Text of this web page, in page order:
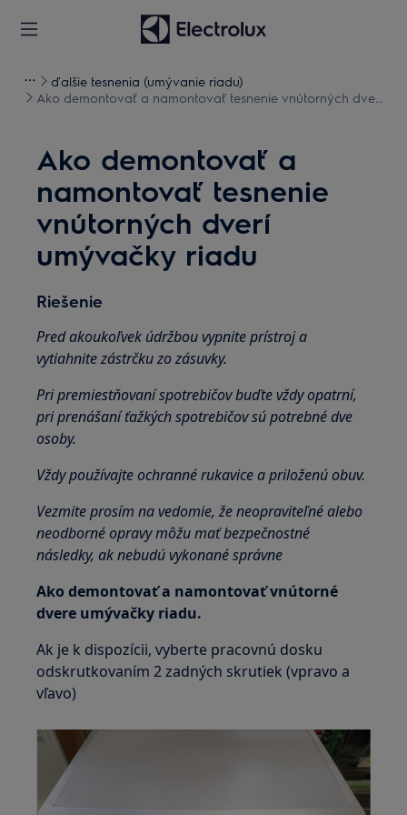
ďalšie tesnenia (umývanie riadu)
Ako demontovať a namontovať tesnenie vnútorných dverí
Ako demontovať a
namontovať tesnenie
vnútorných dverí
umývačky riadu
Riešenie
Pred akoukoľvek údržbou vypnite prístroj a
vytiahnite zástrčku zo zásuvky.
Pri premiestňovaní spotrebičov buďte vždy opatrní,
pri prenášaní ťažkých spotrebičov sú potrebné dve
osoby.
Vždy používajte ochranné rukavice a priloženú obuv.
Vezmite prosím na vedomie, že neopraviteľné alebo
neodborné opravy môžu mať bezpečnostné
následky, ak nebudú vykonané správne
Ako demontovať a namontovať vnútorné
dvere umývačky riadu.
Ak je k dispozícii, vyberte pracovnú dosku
odskrutkovaním 2 zadných skrutiek (vpravo a
vľavo)